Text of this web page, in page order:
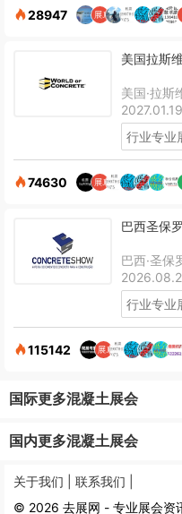
28947
美国拉斯
美国·拉斯
行业专业
74630
巴西圣保
巴西·圣保
行业专业
115142
国际更多混凝土展会
国内更多混凝土展会
关于我们 | 联系我们 |
© 2026 去展网 - 专业展会资